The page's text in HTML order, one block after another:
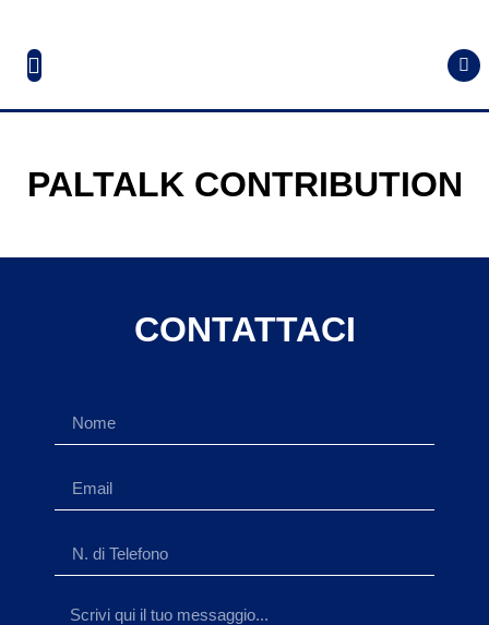
PALTALK CONTRIBUTION
CONTATTACI